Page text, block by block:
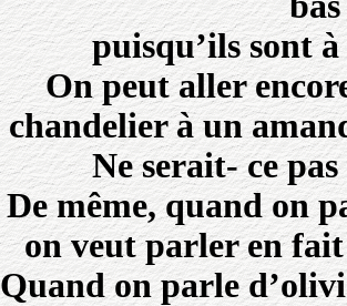
puisqu’ils sont
On peut aller
chandelier à un
Ne serait- ce
De même, quand on
on veut parler en
Quand on parle